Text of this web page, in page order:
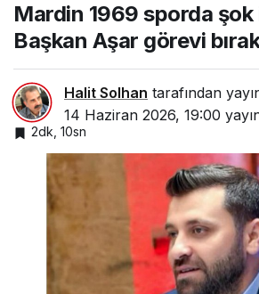
bıraktı!
Mardin 1969 sporda
Başkan Aşar görevi
Halit Solhan tarafından
14 Haziran 2026, 19:00
2dk, 10sn